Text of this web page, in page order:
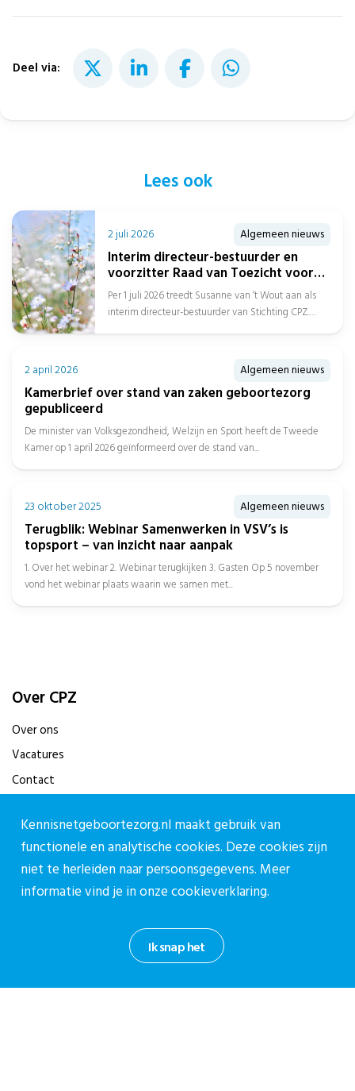
Deel via:
Lees ook
2 juli 2026 Algemeen nieuws
Interim directeur-bestuurder en
voorzitter Raad van Toezicht voor
Stichting CPZ
Per 1 juli 2026 treedt Susanne van ‘t Wout aan als
interim directeur-bestuurder van Stichting CPZ.
2 april 2026 Algemeen nieuws
Kamerbrief over stand van zaken geboortezorg
gepubliceerd
De minister van Volksgezondheid, Welzijn en Sport heeft de Tweede
Kamer op 1 april 2026 geïnformeerd over de stand van...
23 oktober 2025 Algemeen nieuws
Terugblik: Webinar Samenwerken in VSV’s is
topsport – van inzicht naar aanpak
1. Over het webinar 2. Webinar terugkijken 3. Gasten Op 5 november
vond het webinar plaats waarin we samen met...
Over CPZ
Over ons
Vacatures
Contact
Contact
Contactpagina
Mercatorlaan 1200, 3528 BL Utrecht
Ik snap het
Kennisnetgeboortezorg.nl maakt gebruik van
functionele en analytische cookies. Deze cookies zijn
niet te herleiden naar persoonsgegevens. Meer
informatie vind je in onzecookieverklaring.